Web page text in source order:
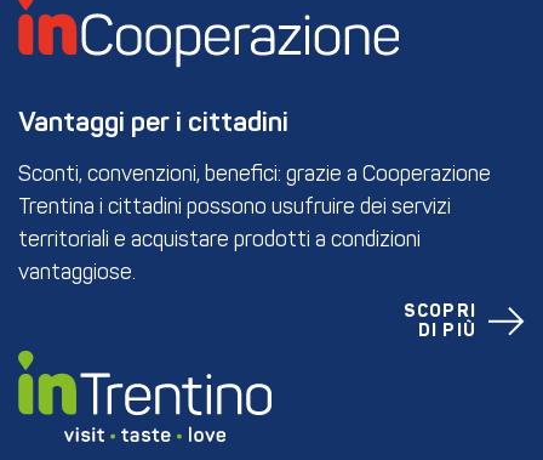
Vantaggi per i cittadini
Sconti, convenzioni, benefici: grazie a Cooperazione
Trentina i cittadini possono usufruire dei servizi
territoriali e acquistare prodotti a condizioni
vantaggiose.
SCOPRI
DI PIÙ